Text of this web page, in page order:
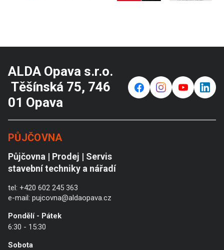
ALDA Opava s.r.o.
Těšínská 75, 746
01 Opava
f ⌁ y in
PŮJČOVNA
Půjčovna | Prodej | Servis
stavební techniky a nářadí
tel: +420 602 245 363
e-mail: pujcovna@aldaopava.cz
Pondělí - Pátek
6:30 - 15:30
Sobota